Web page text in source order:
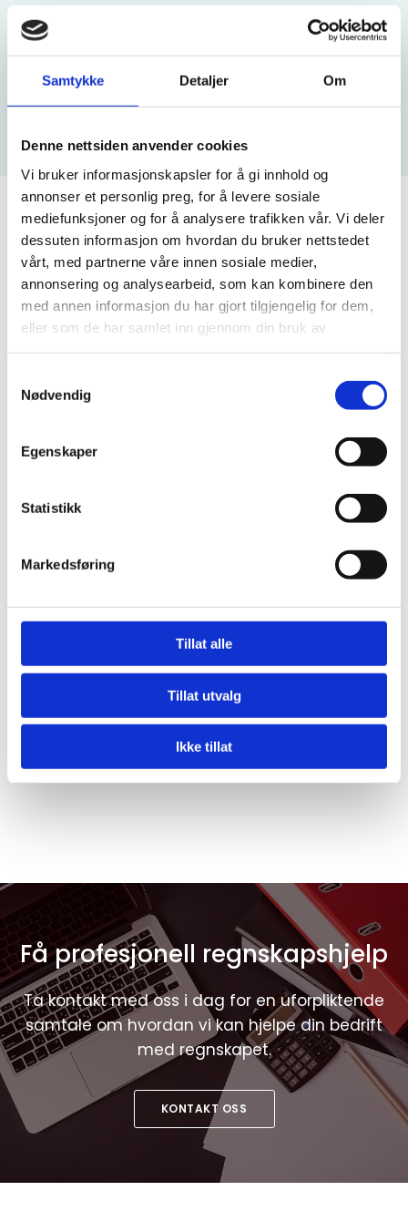
Samtykke Detaljer Om
Denne nettsiden anvender cookies
Vi bruker informasjonskapsler for å gi innhold og
annonser et personlig preg, for å levere sosiale
mediefunksjoner og for å analysere trafikken vår. Vi deler
dessuten informasjon om hvordan du bruker nettstedet
vårt, med partnerne våre innen sosiale medier,
annonsering og analysearbeid, som kan kombinere den
med annen informasjon du har gjort tilgjengelig for dem,
eller som de har samlet inn gjennom din bruk av
Nødvendig
Egenskaper
Statistikk
Markedsføring
Tillat alle
Tillat utvalg
Ikke tillat
LES MER OM OSS
REGNSKAP OG
BOKFØRING
LØNNSKJØRING
FAKTURERING OG
INKASSO
ÅRSOPPGJØR OG
SKATTEMELDING
RÅDGIVNING
Digitale regnskapsløsninger
som fungerer
Vi samarbeider tett med PowerOffice og Tripletex for å gi
deg best mulige digitale regnskapsløsninger. Dette gir deg
enklere arbeidsflyt og bedre oversikt over din økonomi.
LES MER OM OSS
Få profesjonell regnskapshjelp
Ta kontakt med oss i dag for en uforpliktende
samtale om hvordan vi kan hjelpe din bedrift
med regnskapet.
KONTAKT OSS